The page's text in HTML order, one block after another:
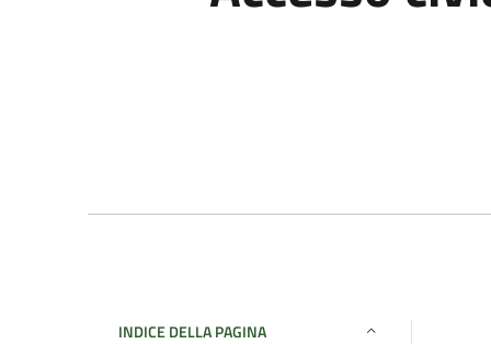
INDICE DELLA PAGINA